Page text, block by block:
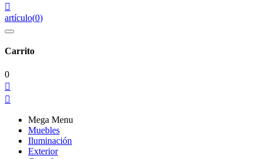

artículo(0)
Carrito
0


Mega Menu
Muebles
Iluminación
Exterior